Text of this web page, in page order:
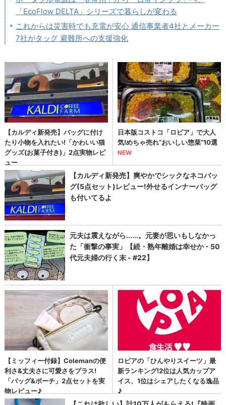
「EcoFlow DELTA」シリーズで暮らしが変わる
これからは災害時でも充電が安心 通信事業者4社とメーカー
7社がタッグ 避難所への支援強化